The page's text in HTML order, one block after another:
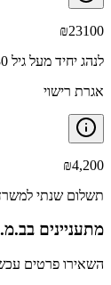
₪23100
לנהג יחיד מעל גיל 30
אגרת רישוי
₪4,200
תשלום שנתי
מתעניינים ב
השאירו פרטים